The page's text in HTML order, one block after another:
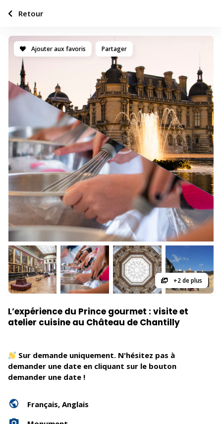
Ajouter aux favoris Partager
+2 de plus
L’expérience du Prince gourmet : visite et
atelier cuisine au Château de Chantilly
Sur demande uniquement. N'hésitez pas à
demander une date en cliquant sur le bouton
demander une date !
Français, Anglais
Retour